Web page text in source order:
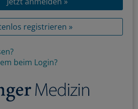
registrieren »
beim Login?